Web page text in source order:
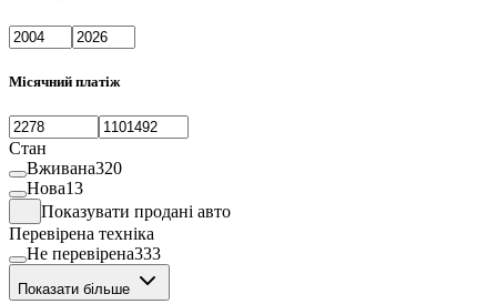
Місячний платіж
Стан
Вживана320
Нова13
Показувати продані авто
Перевірена техніка
Не перевірена333
Показати більше